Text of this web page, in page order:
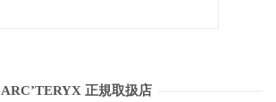
ARC’TERYX 正規取扱店